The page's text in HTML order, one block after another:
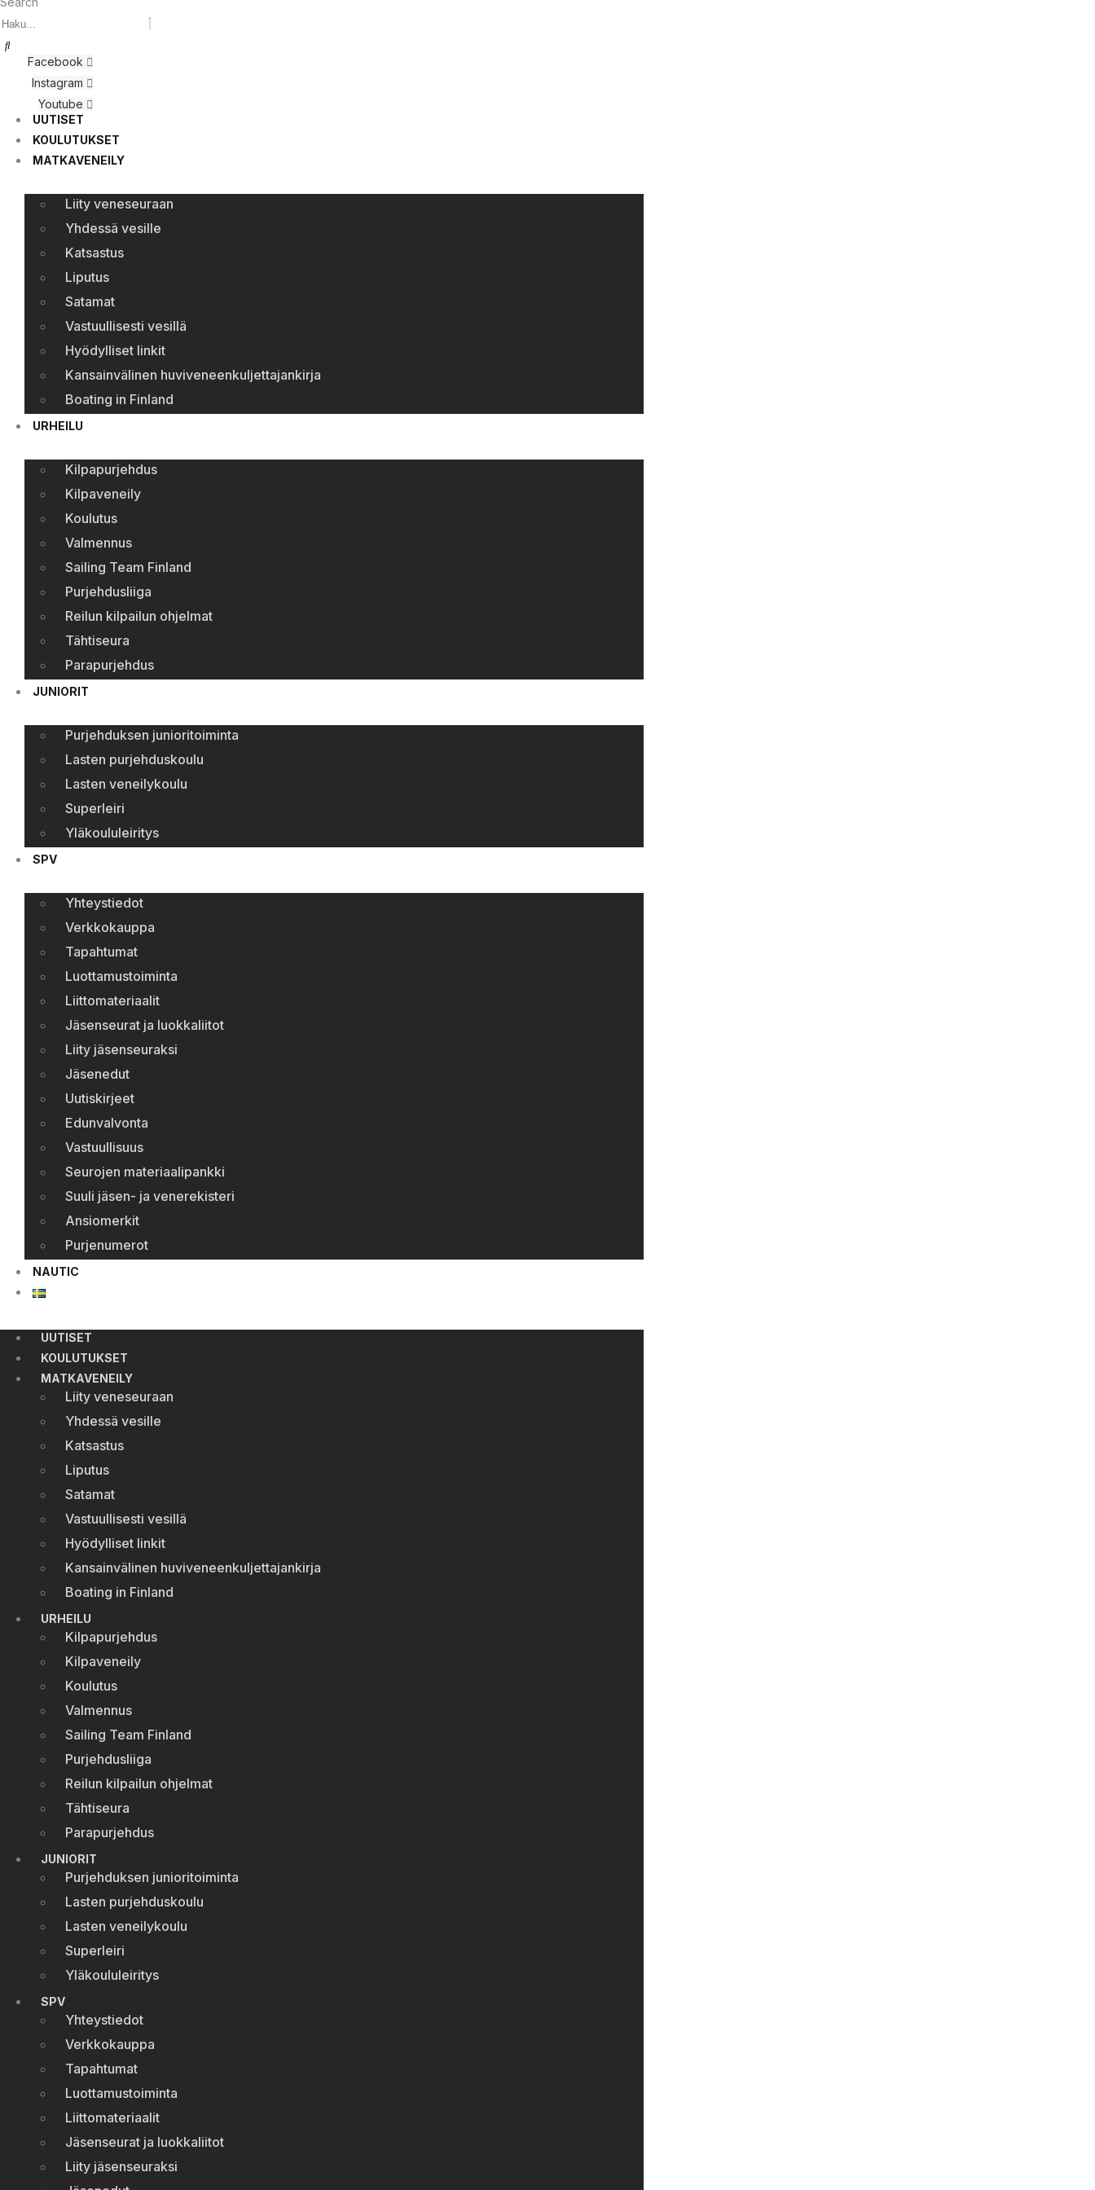
Facebook
Instagram
Youtube
UUTISET
KOULUTUKSET
MATKAVENEILY
Liity veneseuraan
Yhdessä vesille
Katsastus
Liputus
Satamat
Vastuullisesti vesillä
Hyödylliset linkit
Kansainvälinen huviveneenkuljettajankirja
Boating in Finland
URHEILU
Kilpapurjehdus
Kilpaveneily
Koulutus
Valmennus
Sailing Team Finland
Purjehdusliiga
Reilun kilpailun ohjelmat
Tähtiseura
Parapurjehdus
JUNIORIT
Purjehduksen junioritoiminta
Lasten purjehduskoulu
Lasten veneilykoulu
Superleiri
Yläkoululeiritys
SPV
Yhteystiedot
Verkkokauppa
Tapahtumat
Luottamustoiminta
Liittomateriaalit
Jäsenseurat ja luokkaliitot
Liity jäsenseuraksi
Jäsenedut
Uutiskirjeet
Edunvalvonta
Vastuullisuus
Seurojen materiaalipankki
Suuli jäsen- ja venerekisteri
Ansiomerkit
Purjenumerot
NAUTIC
UUTISET
KOULUTUKSET
MATKAVENEILY
Liity veneseuraan
Yhdessä vesille
Katsastus
Liputus
Satamat
Vastuullisesti vesillä
Hyödylliset linkit
Kansainvälinen huviveneenkuljettajankirja
Boating in Finland
URHEILU
Kilpapurjehdus
Kilpaveneily
Koulutus
Valmennus
Sailing Team Finland
Purjehdusliiga
Reilun kilpailun ohjelmat
Tähtiseura
Parapurjehdus
JUNIORIT
Purjehduksen junioritoiminta
Lasten purjehduskoulu
Lasten veneilykoulu
Superleiri
Yläkoululeiritys
SPV
Yhteystiedot
Verkkokauppa
Tapahtumat
Luottamustoiminta
Liittomateriaalit
Jäsenseurat ja luokkaliitot
Liity jäsenseuraksi